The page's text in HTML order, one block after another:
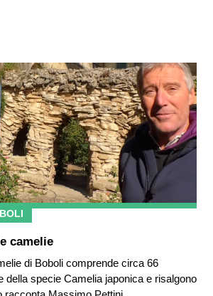
camelie
di Boboli comprende circa 66
della specie Camelia japonica e risalgono